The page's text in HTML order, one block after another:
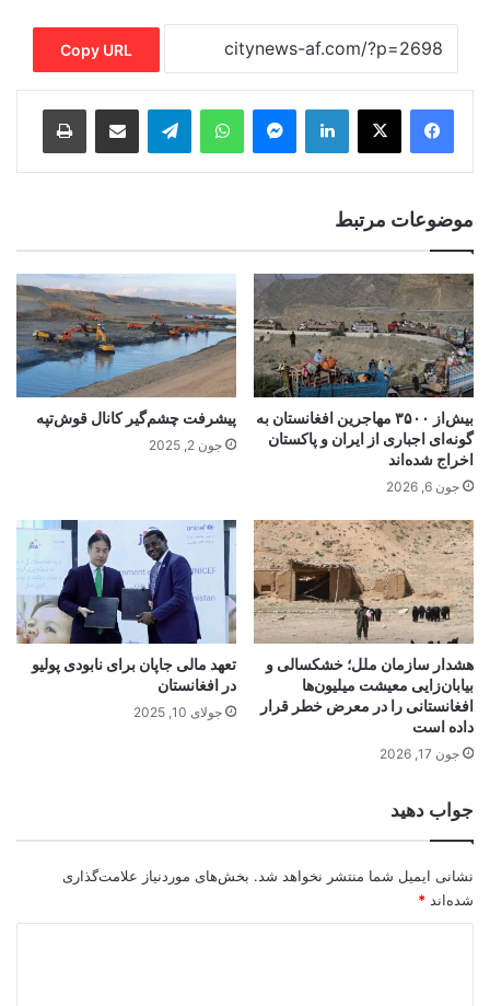
Copy URL
LinkedIn
Messenger
WhatsApp
Telegram
Share via Email
Print
موضوعات مرتبط
بیش‌از ۳۵۰۰ مهاجرین افغانستان به
گونه‌ای اجباری از ایران و پاکستان
اخراج شده‌اند
جون 6, 2026
پیشرفت چشم‌گیر کانال قوش‌تپه
جون 2, 2025
هشدار سازمان ملل؛ خشکسالی و
بیابان‌زایی معیشت میلیون‌ها
افغانستانی را در معرض خطر قرار
داده است
جون 17, 2026
تعهد مالی جاپان برای نابودی پولیو
در افغانستان
جولای 10, 2025
جواب دهید
نشانی ایمیل شما منتشر نخواهد شد. بخش‌های موردنیاز علامت‌گذاری
شده‌اند *